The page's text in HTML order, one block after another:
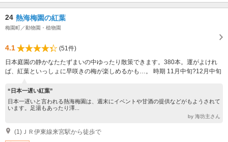
24 熱海梅園の紅葉
梅園町／動物園・植物園
4.1
(51件)
日本庭園の静かなたたずまいの中ゆったり散策できます。380本。運がよけれ
ば、紅葉といっしょに早咲きの梅が楽しめるかも…。 時期 11月中旬?12月中旬
“日本一遅い紅葉”
日本一遅いと言われる熱海梅園は、週末にイベントや甘酒の提供などがもようされて
います。足湯もあったり澤...
by 海坊主さん
(1)ＪＲ伊東線来宮駅から徒歩で